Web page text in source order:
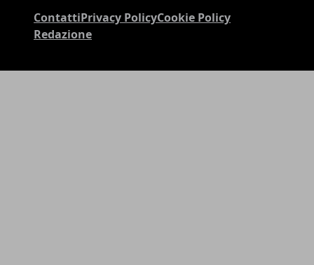
ContattiPrivacy PolicyCookie Policy
Redazione